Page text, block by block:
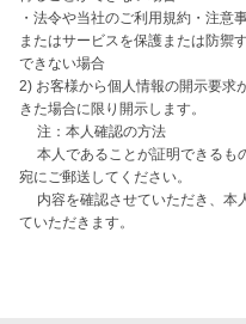
・法令や当社のご利用規約・注意
またはサービスを保護または防禦
できない場合
2) お客様から個人情報の開示要求
きた場合に限り開示します。
注：本人確認の方法
本人であることが証明できるも
宛にご郵送してください。
内容を確認させていただき、本